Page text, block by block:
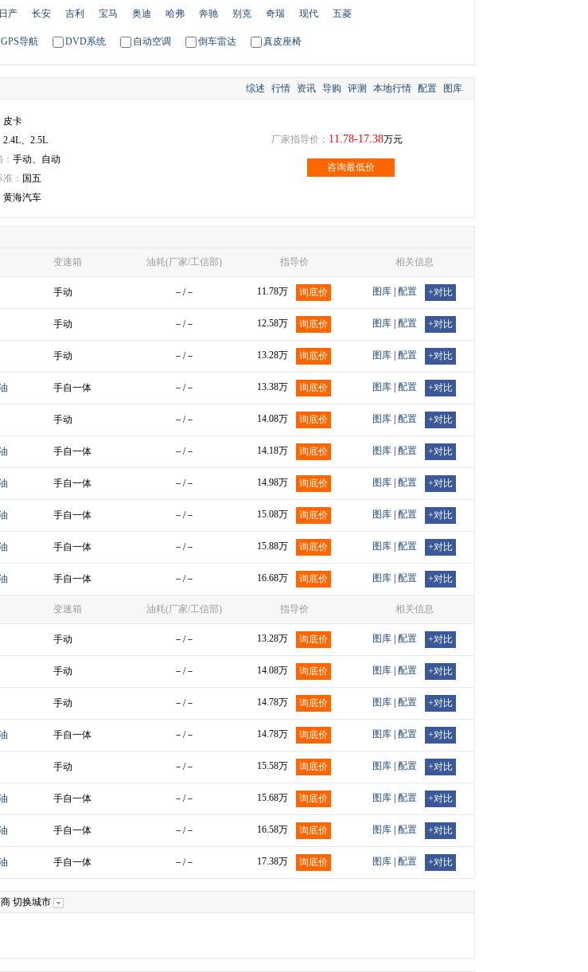
日产 长安 吉利 宝马 奥迪 哈弗 奔驰 别克 奇瑞 现代 五菱
GPS导航 DVD系统 自动空调 倒车雷达 真皮座椅
综述 行情 资讯 导购 评测 本地行情 配置 图库
皮卡
2.4L、2.5L
手动、自动
： 国五
黄海汽车
厂家指导价： 11.78-17.38万元
咨询最低价
变速箱 油耗(厂家/工信部) 指导价 相关信息
手动 －/－ 11.78万 询底价 图库 配置 +对比
手动 －/－ 12.58万 询底价 图库 配置 +对比
手动 －/－ 13.28万 询底价 图库 配置 +对比
手自一体 －/－ 13.38万 询底价 图库 配置 +对比
手动 －/－ 14.08万 询底价 图库 配置 +对比
手自一体 －/－ 14.18万 询底价 图库 配置 +对比
手自一体 －/－ 14.98万 询底价 图库 配置 +对比
手自一体 －/－ 15.08万 询底价 图库 配置 +对比
手自一体 －/－ 15.88万 询底价 图库 配置 +对比
手自一体 －/－ 16.68万 询底价 图库 配置 +对比
变速箱 油耗(厂家/工信部) 指导价 相关信息
手动 －/－ 13.28万 询底价 图库 配置 +对比
手动 －/－ 14.08万 询底价 图库 配置 +对比
手动 －/－ 14.78万 询底价 图库 配置 +对比
手自一体 －/－ 14.78万 询底价 图库 配置 +对比
手动 －/－ 15.58万 询底价 图库 配置 +对比
手自一体 －/－ 15.68万 询底价 图库 配置 +对比
手自一体 －/－ 16.58万 询底价 图库 配置 +对比
手自一体 －/－ 17.38万 询底价 图库 配置 +对比
切换城市